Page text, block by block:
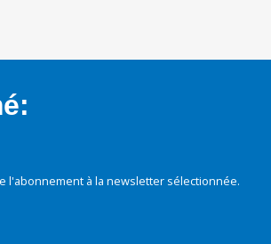
à la newsletter sélectionnée.